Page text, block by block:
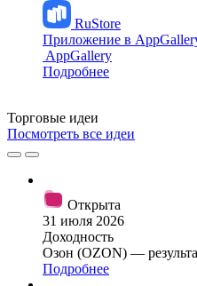
RuStore
Приложение в
AppGallery
Подробнее
Торговые идеи
Посмотреть все идеи
Открыта
31 июля 2026
Доходность
Озон (OZON) —
Подробнее